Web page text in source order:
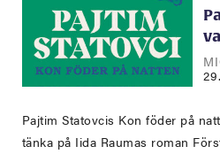
Pajtim Statovcis Kon föder på
tänka på Iida Raumas roman